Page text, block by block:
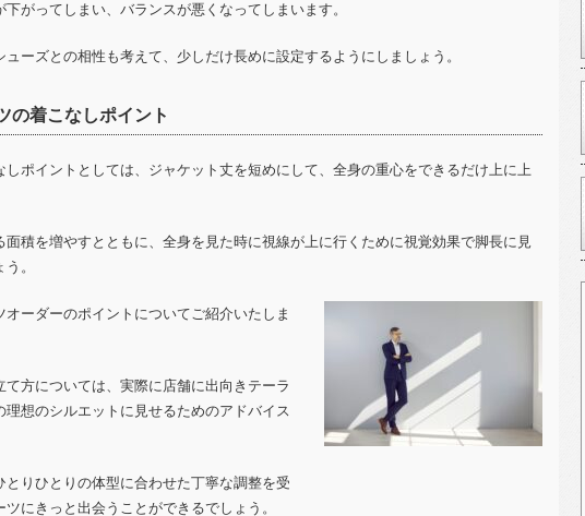
がってしまい、バランスが悪くなってしまいます。
ーズとの相性も考えて、少しだけ長めに設定するようにしましょう。
の着こなしポイント
しポイントとしては、ジャケット丈を短めにして、全身の重心をできるだけ上に上
面積を増やすとともに、全身を見た時に視線が上に行くために視覚効果で脚長に見
。
ーダーのポイントについてご紹介いたしま
方については、実際に店舗に出向きテーラ
理想のシルエットに見せるためのアドバイス
とりひとりの体型に合わせた丁寧な調整を受
にきっと出会うことができるでしょう。